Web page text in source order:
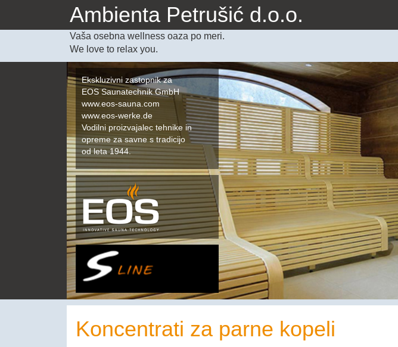
Ambienta Petrušić d.o.o.
Vaša osebna wellness oaza po meri.
We love to relax you.
Ekskluzivni zastopnik za
EOS Saunatechnik GmbH
www.eos-sauna.com
www.eos-werke.de
Vodilni proizvajalec tehnike in
opreme za savne s tradicijo
od leta 1944.
Koncentrati za parne kopeli